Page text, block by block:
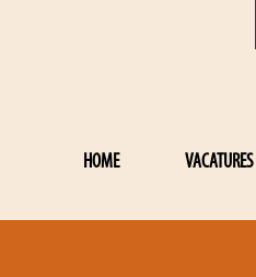
HOME VACATURES